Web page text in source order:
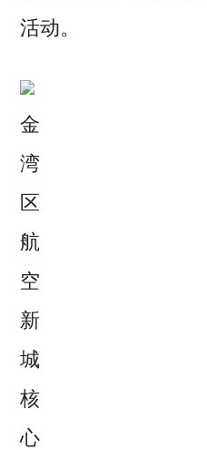
活动。
金
湾
区
航
空
新
城
核
心